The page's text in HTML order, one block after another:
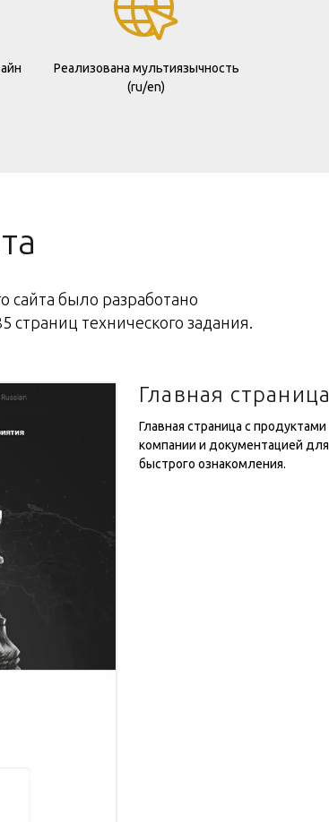
Реализована мультиязычность
(ru/en)
сайта было разработано
технического задания.
Главная страница
Главная страница с продуктами
компании и документацией для
быстрого ознакомления.